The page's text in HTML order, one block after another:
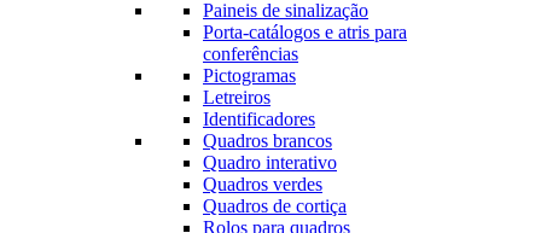
Paineis de sinalização
Porta-catálogos e atris para
conferências
Pictogramas
Letreiros
Identificadores
Quadros brancos
Quadro interativo
Quadros verdes
Quadros de cortiça
Rolos para quadros